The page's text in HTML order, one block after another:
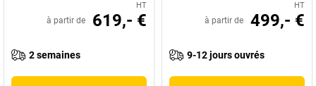
HT
à partir de 619,- €
2 semaines
HT
à partir de 499,- €
9-12 jours ouvrés